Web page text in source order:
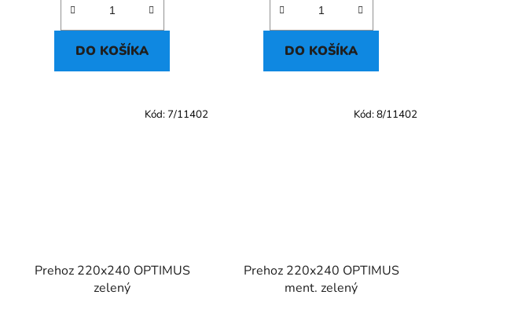
DO KOŠÍKA DO KOŠÍKA
Prehoz 220x240 OPTIMUS
zelený
Kód: 7/11402
Prehoz 220x240 OPTIMUS
ment. zelený
Kód:8/11402